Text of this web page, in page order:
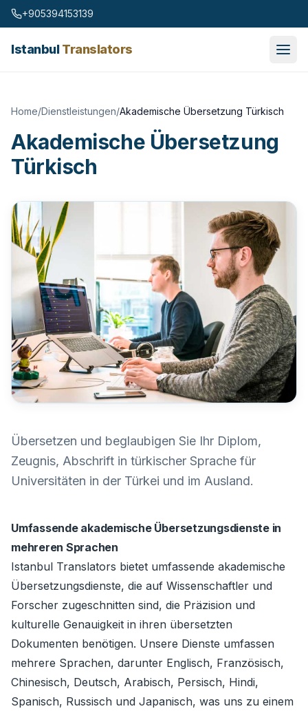
Skip to content
+905394153139
IstanbulTranslators
Home/Dienstleistungen/Akademische Übersetzung Türkisch
Akademische Übersetzung
Türkisch
Übersetzen und beglaubigen Sie Ihr Diplom,
Zeugnis, Abschrift in türkischer Sprache für
Universitäten in der Türkei und im Ausland.
Umfassende akademische Übersetzungsdienste in
mehreren Sprachen
Istanbul Translators bietet umfassende akademische
Übersetzungsdienste, die auf Wissenschaftler und
Forscher zugeschnitten sind, die Präzision und
kulturelle Genauigkeit in ihren übersetzten
Dokumenten benötigen. Unsere Dienste umfassen
mehrere Sprachen, darunter Englisch, Französisch,
Chinesisch, Deutsch, Arabisch, Persisch, Hindi,
Spanisch, Russisch und Japanisch, was uns zu einem